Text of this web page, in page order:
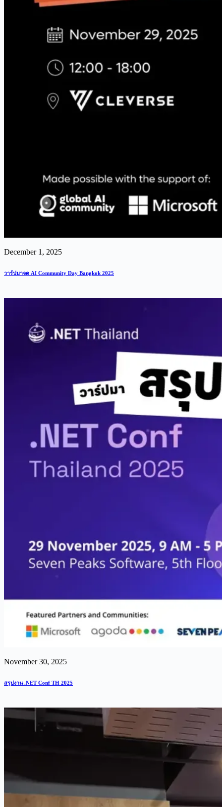
December 1, 2025
วาร์ปมาจด AI Community Day Bangkok 2025
November 30, 2025
สรุปงาน .NET Conf TH 2025